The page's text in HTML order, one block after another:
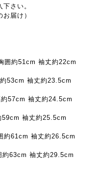
さい。
届け）
約51cm 袖丈約22cm
53cm 袖丈約23.5cm
57cm 袖丈約24.5cm
袖丈約25.5cm
61cm 袖丈約26.5cm
63cm 袖丈約29.5cm